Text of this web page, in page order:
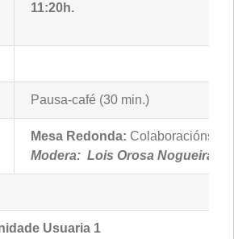
11:20h.
Pausa-café (30 min.)
Mesa Redonda: Colaboracións
Modera: Lois Orosa Nogueira,
Usuaria 1